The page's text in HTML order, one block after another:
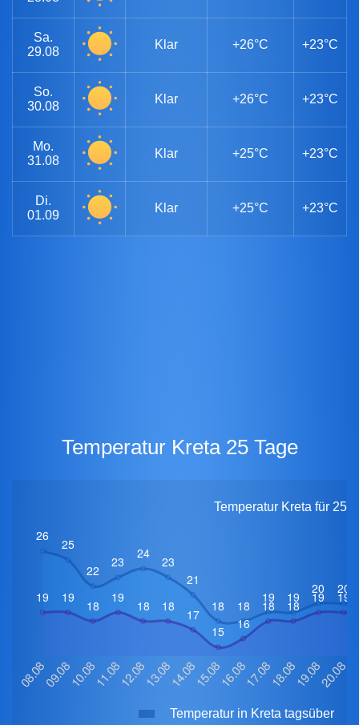
Sa.
29.08
Klar +26°C +23°C
So.
30.08
Klar +26°C +23°C
Mo.
31.08
Klar +25°C +23°C
Di.
01.09
Klar +25°C +23°C
Temperatur Kreta 25 Tage
Temperatur Kreta für 25
Temperatur in Kreta tagsüber